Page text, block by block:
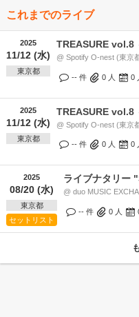
これまでのライブ
2025
11/12 (水)
東京都
TREASURE
@ Spotify O-nest (東京
-- 件 0 人 0
2025
11/12 (水)
東京都
TREASURE
@ Spotify O-nest (東京
-- 件 0 人 0
2025
08/20 (水)
東京都
セットリスト
ライブナタリー
@ duo MUSIC
-- 件 0 人